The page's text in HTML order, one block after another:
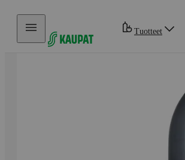
Hyppää sisältöön
Tuotteet